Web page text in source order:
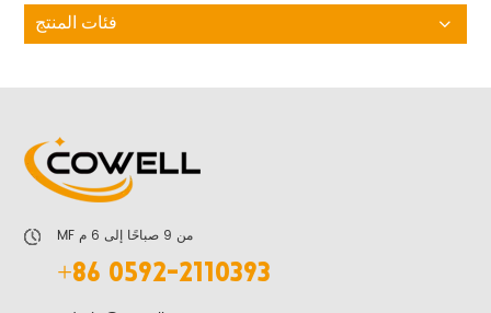
فئات المنتج
+86 0592-2110393